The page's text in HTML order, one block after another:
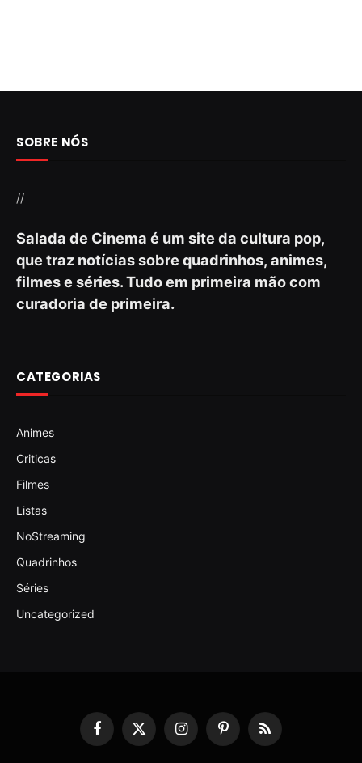
SOBRE NÓS
//
Salada de Cinema é um site da cultura pop,
que traz notícias sobre quadrinhos, animes,
filmes e séries. Tudo em primeira mão com
curadoria de primeira.
CATEGORIAS
Animes
Criticas
Filmes
Listas
NoStreaming
Quadrinhos
Séries
Uncategorized
Facebook
X
InstagramPinterestRSS